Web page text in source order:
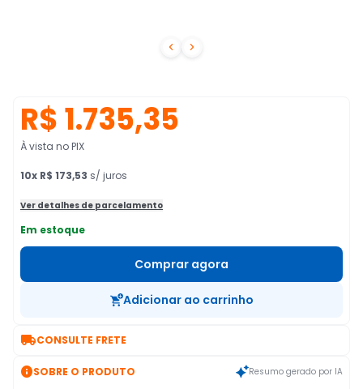
 
R$ 1.735,35
À vista no PIX
10x R$ 173,53 s/ juros
Ver detalhes de parcelamento
Em estoque
Comprar agora
Adicionar ao carrinho
CONSULTE FRETE
SOBRE O PRODUTO Resumo gerado por IA